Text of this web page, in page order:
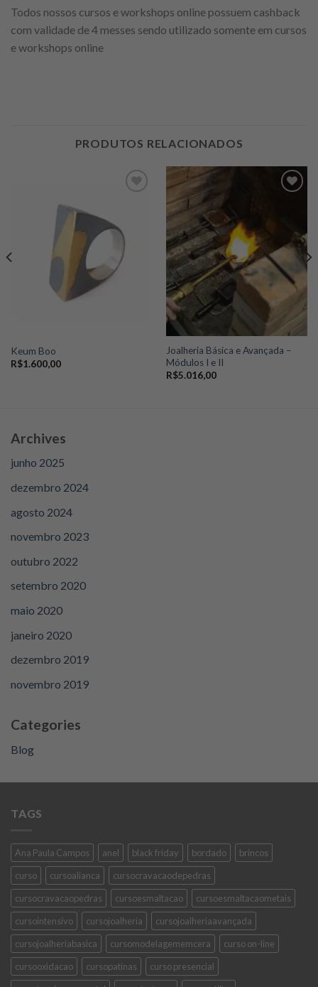
Todos nossos cursos e workshops online possuem cashback
com validade de 4 messes sendo utilizado somente em cursos
e workshops online
PRODUTOS RELACIONADOS
Add to
wishlist
Keum Boo
R$1.600,00
wishlist
Joalheria Básica e Avançada –
Módulos I e II
R$5.016,00
Archives
junho 2025
dezembro 2024
agosto 2024
novembro 2023
outubro 2022
setembro 2020
maio 2020
janeiro 2020
dezembro 2019
novembro 2019
Categories
Blog
TAGS
Ana Paula Campos anel black friday bordado
brincos
curso
cursoalianca
cursocravacaodepedras
cursocravacaopedras
cursoesmaltacao
cursoesmaltacaometais
cursointensivo
cursojoalheria
cursojoalheriaavançada
cursojoalheriabasica
cursomodelagememcera
curso on-line
cursooxidacao
cursopatinas
curso presencial